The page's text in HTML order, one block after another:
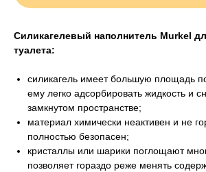
Силикагелевый наполнитель Murkel
туалета:
силикагель имеет большую площадь
ему легко адсорбировать жидкость и
замкнутом пространстве;
материал химически неактивен и не
полностью безопасен;
кристаллы или шарики поглощают
позволяет гораздо реже менять